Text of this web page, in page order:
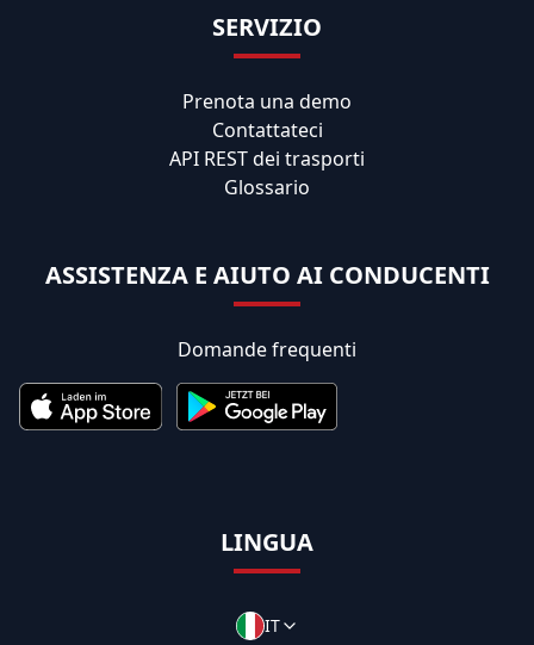
SERVIZIO
Prenota una demo
Contattateci
API REST dei trasporti
Glossario
ASSISTENZA E AIUTO AI CONDUCENTI
Domande frequenti
LINGUA
IT